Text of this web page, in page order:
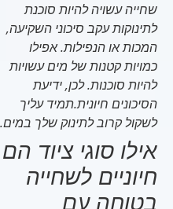
שחייה עשויה להיות סוכנת
לתינוקות עקב סיכוני השקיעה,
המכות או הנפילות. אפילו
כמויות קטנות של מים עשויות
להיות סוכנות. לכן, ידיעת
הסיכונים חיונית.תמיד עליך
לשקול קרוב לתינוק שלך במים.
אילו סוגי ציוד הם
חיוניים לשחייה
בטוחה עם